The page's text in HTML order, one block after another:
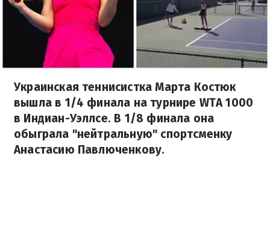
Украинская теннисистка Марта Костюк
вышла в 1/4 финала на турнире WTA 1000
в Индиан-Уэллсе. В 1/8 финала она
обыграла "нейтральную" спортсменку
Анастасию Павлюченкову.